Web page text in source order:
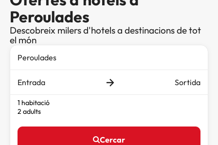
Peroulades
Descobreix milers d'hotels a destinacions de tot
el món
Entrada Sortida
1 habitació
2 adults
Cercar